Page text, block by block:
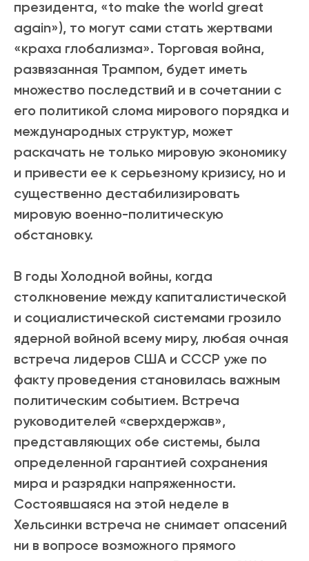
президента, «to make the world great
again»), то могут сами стать жертвами
«краха глобализма». Торговая война,
развязанная Трампом, будет иметь
множество последствий и в сочетании с
его политикой слома мирового порядка и
международных структур, может
раскачать не только мировую экономику
и привести ее к серьезному кризису, но и
существенно дестабилизировать
мировую военно-политическую
обстановку.
В годы Холодной войны, когда
столкновение между капиталистической
и социалистической системами грозило
ядерной войной всему миру, любая очная
встреча лидеров США и СССР уже по
факту проведения становилась важным
политическим событием. Встреча
руководителей «сверхдержав»,
представляющих обе системы, была
определенной гарантией сохранения
мира и разрядки напряженности.
Состоявшаяся на этой неделе в
Хельсинки встреча не снимает опасений
ни в вопросе возможного прямого